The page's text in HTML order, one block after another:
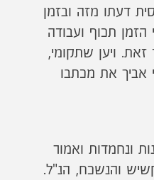
דעתו מזה ובזמן
הזמן תכוף ועבודה
ויען שתקומי,
אביך את מכתבו
ונחמדות ואמור
והנשכח, הנ"ל.